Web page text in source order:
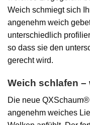
Weich schmiegt sich
angenehm weich
unterschiedlich
so dass sie den
gerecht wird.
Weich schlafen –
Die neue
angenehm weiches